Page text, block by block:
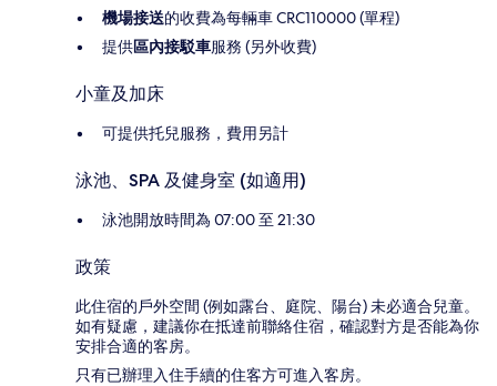
機場接送的收費為每輛車 CRC110000 (單程)
提供區內接駁車服務 (另外收費)
小童及加床
可提供托兒服務，費用另計
泳池、SPA 及健身室 (如適用)
泳池開放時間為 07:00 至 21:30
政策
此住宿的戶外空間 (例如露台、庭院、陽台) 未必適合兒童。
如有疑慮，建議你在抵達前聯絡住宿，確認對方是否能為你
安排合適的客房。
只有已辦理入住手續的住客方可進入客房。